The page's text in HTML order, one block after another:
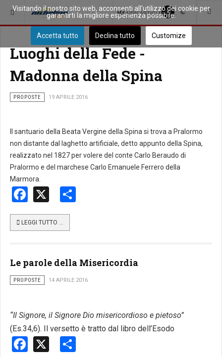
93 NEW ARTICLES
SEI QUI: COMUNITÀ
Luoghi della Fede -
Madonna della Spina
PROPOSTE 19 APRILE 2016
Il santuario della Beata Vergine della Spina si trova a Pralormo
non distante dal laghetto artificiale, detto appunto della Spina,
realizzato nel 1827 per volere del conte Carlo Beraudo di
Pralormo e del marchese Carlo Emanuele Ferrero della
Marmora.
Facebook
LEGGI TUTTO …
Le parole della Misericordia
PROPOSTE 14 APRILE 2016
“Il Signore, il Signore Dio misericordioso e pietoso”
(Es.34,6). Il versetto è tratto dal libro dell’Esodo
Facebook
Visitando il nostro sito web, acconsenti all'utilizzo dei cookie per
garantirti la migliore esperienza possibile.
Accetta tutto Declina tutto Customize